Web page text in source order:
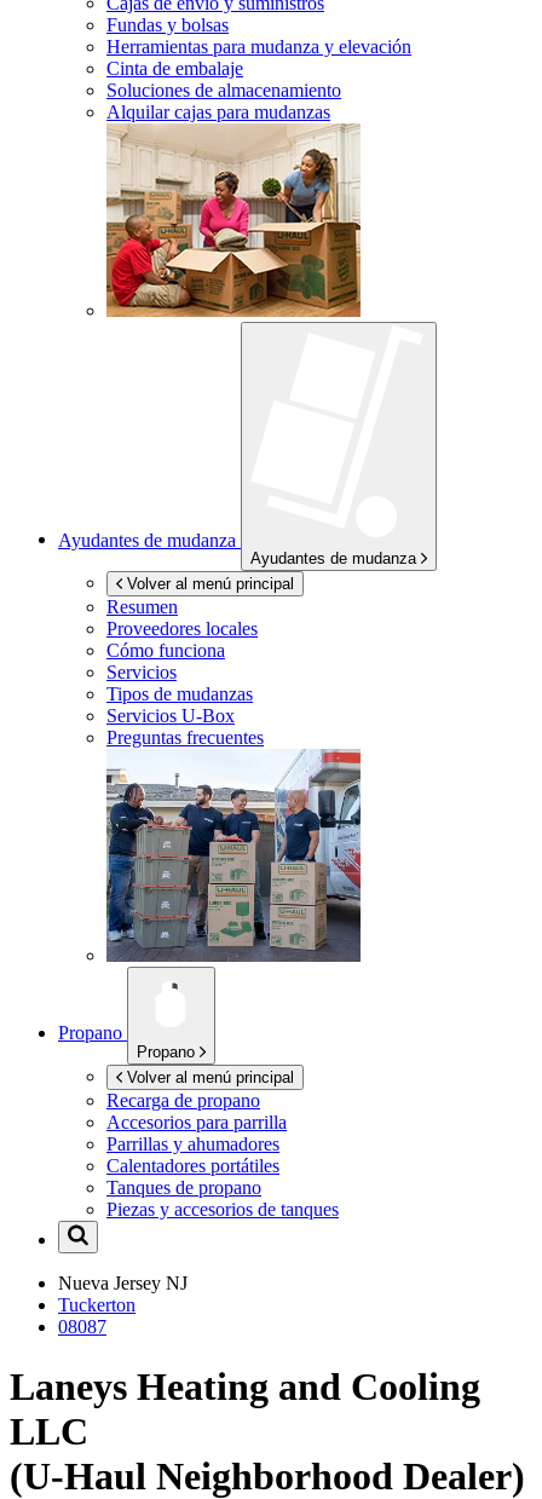
Fundas y bolsas
Herramientas para mudanza y elevación
Cinta de embalaje
Soluciones de almacenamiento
Alquilar cajas para mudanzas
Ayudantes de mudanza
Ayudantes de mudanza
Volver al menú principal
Resumen
Proveedores locales
Cómo funciona
Servicios
Tipos de mudanzas
Servicios U-Box
Preguntas frecuentes
Propano
Propano
Volver al menú principal
Recarga de propano
Accesorios para parrilla
Parrillas y ahumadores
Calentadores portátiles
Tanques de propano
Piezas y accesorios de tanques
Nueva Jersey NJ
Tuckerton
08087
Laneys Heating and Cooling
LLC
(U-Haul Neighborhood Dealer)